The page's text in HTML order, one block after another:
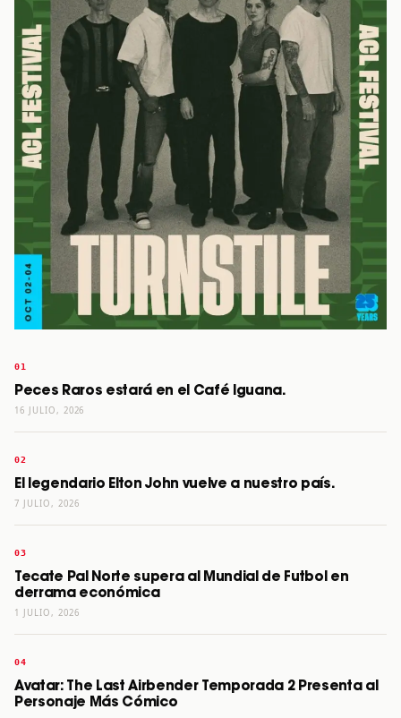
Peces Raros estará en el Café Iguana.
16 JULIO, 2026
El legendario Elton John vuelve a nuestro país.
7 JULIO, 2026
Tecate Pal Norte supera al Mundial de Futbol en
derrama económica
1 JULIO, 2026
Avatar: The Last Airbender Temporada 2 Presenta al
Personaje Más Cómico